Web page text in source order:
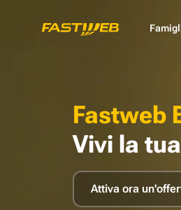
Fastweb
Vivi la
Attiva ora